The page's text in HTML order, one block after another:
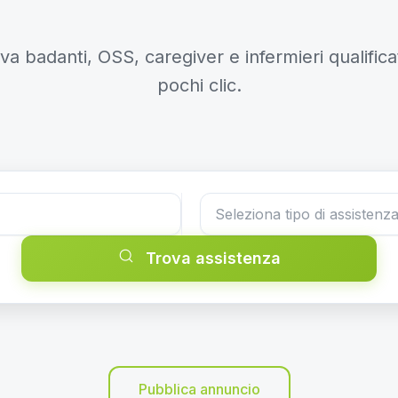
badanti, OSS, caregiver e infermieri
pochi clic.
Trova assistenza
Pubblica annuncio